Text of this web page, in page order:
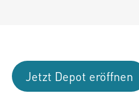
Jetzt Depot eröffnen